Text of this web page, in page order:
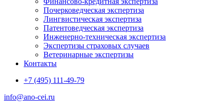
Почерковедческая экспертиза
Лингвистическая экспертиза
Патентоведческая экспертиза
Инженерно-техническая экспертиза
Экспертизы страховых случаев
Ветеринарные экспертизы
Контакты
+7 (495) 111-49-79
info@ano-cei.ru